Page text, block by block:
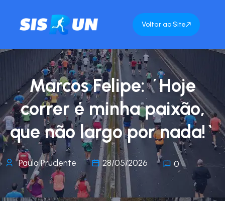
Voltar ao Site
Marcos Felipe: ´Hoje
correr é minha paixão,
que não largo por nada!`
Paulo Prudente 28/05/2026 0